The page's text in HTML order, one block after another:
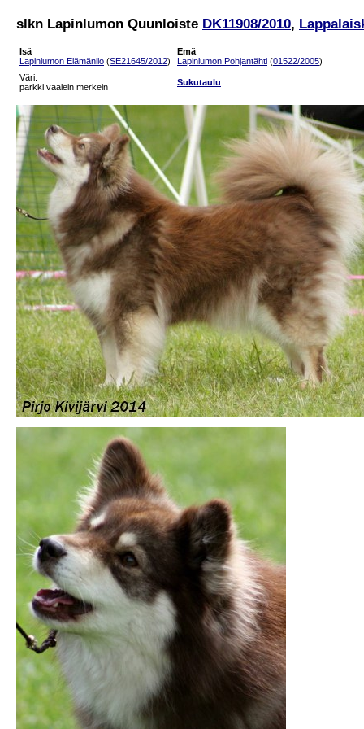
slkn Lapinlumon Quunloiste DK11908/2010,
Isä
Lapinlumon Elämänilo (SE21645/2012)
Emä
Lapinlumon Pohjantähti (01522/2005)
Väri:
parkki vaalein merkein
Sukutaulu